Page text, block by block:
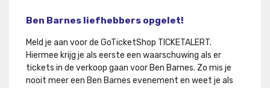
Ben Barnes liefhebbers opgelet!
Meld je aan voor de GoTicketShop TICKETALERT.
Hiermee krijg je als eerste een waarschuwing als er
tickets in de verkoop gaan voor Ben Barnes. Zo mis je
nooit meer een Ben Barnes evenement en weet je als